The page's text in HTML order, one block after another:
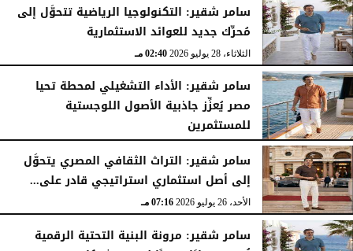
سامر شقير: التكنولوجيا الرياضية تتحوَّل إلى
مُحرِّك جديد للعوائد الاستثمارية
الثلاثاء، 28 يوليو 2026 02:40 مـ
سامر شقير: الأداء التشغيلي لمحطة تحيا
مصر يُعزِّز جاذبية الأصول اللوجستية
للمستثمرين
الأحد، 26 يوليو 2026 07:27 مـ
سامر شقير: التراث الثقافي المصري يتحوَّل
إلى أصل استثماري استراتيجي قادر على...
الأحد، 26 يوليو 2026 07:16 مـ
سامر شقير: مرونة البنية التحتية الرقمية